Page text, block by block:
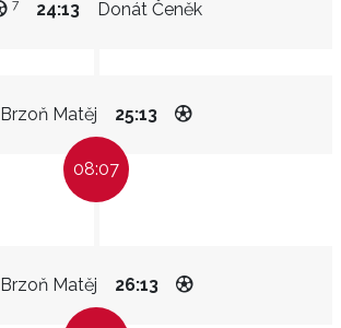
Donát Čeněk
24:13
7
Brzoň Matěj 25:13
08:07
Brzoň Matěj 26:13